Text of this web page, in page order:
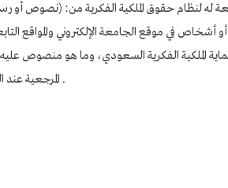
له لنظام حقوق الملكية الفكرية من: (نصوص أو
أشخاص في موقع الجامعة الإلكتروني والمواقع
الملكية الفكرية السعودي، وما هو منصوص عليه
المرجعية عند الرجوع أو الاستخدام لأي مادة منشورة في الموقع .